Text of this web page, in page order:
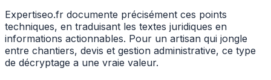
Expertiseo.fr documente précisément ces points
techniques, en traduisant les textes juridiques en
informations actionnables. Pour un artisan qui jongle
entre chantiers, devis et gestion administrative, ce type
de décryptage a une vraie valeur.